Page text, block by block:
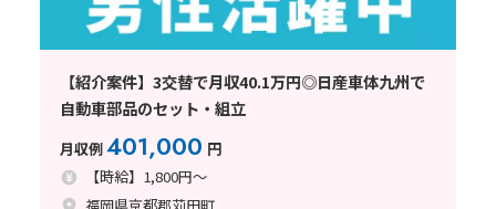
【紹介案件】3交替で月収40.1万円◎日産車体九州で
自動車部品のセット・組立
月収例401,000 円
【時給】1,800円～